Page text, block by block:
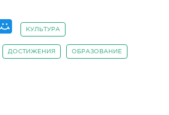
КУЛЬТУРА
ДОСТИЖЕНИЯ ОБРАЗОВАНИЕ